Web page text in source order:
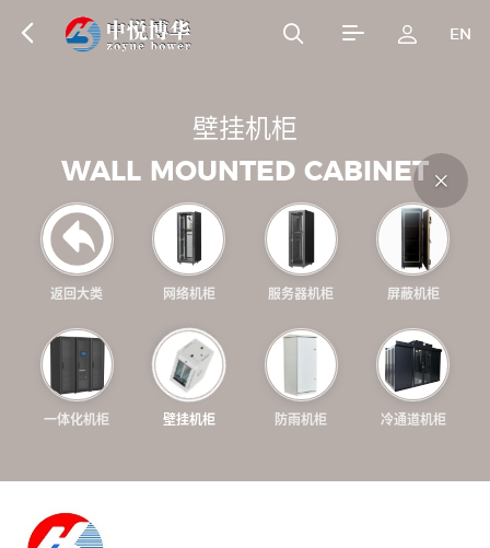
EN
壁挂机柜
WALL M OU N TE D CAB N ET
返回大类 网络机柜 服务器机柜 屏蔽机柜
一体化机柜 壁挂机柜 防雨机柜 冷通道机柜